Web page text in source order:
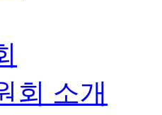
회 소개